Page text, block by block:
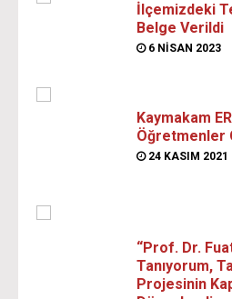
İlçemizdeki
Belge Verildi
6 NISAN 2023
Kaymakam
Öğretmenler
24 KASIM 2021
“Prof. Dr.
Tanıyorum,
Projesinin